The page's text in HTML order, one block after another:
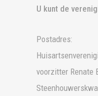
U kunt de
Postadres:
voorzitter Renate